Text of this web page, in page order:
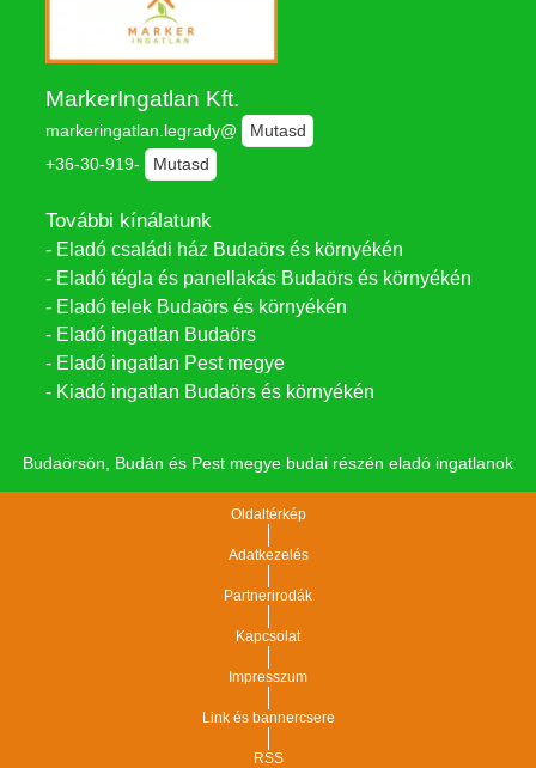
MarkerIngatlan Kft.
markeringatlan.legrady@
Mutasd
+36-30-919-
Mutasd
További kínálatunk
- Eladó családi ház Budaörs és környékén
- Eladó tégla és panellakás Budaörs és környékén
- Eladó telek Budaörs és környékén
- Eladó ingatlan Budaörs
- Eladó ingatlan Pest megye
- Kiadó ingatlan Budaörs és környékén
Budaörsön, Budán és Pest megye budai részén eladó ingatlanok
Oldaltérkép
Adatkezelés
Partnerirodák
Kapcsolat
Impresszum
Link és bannercsere
RSS